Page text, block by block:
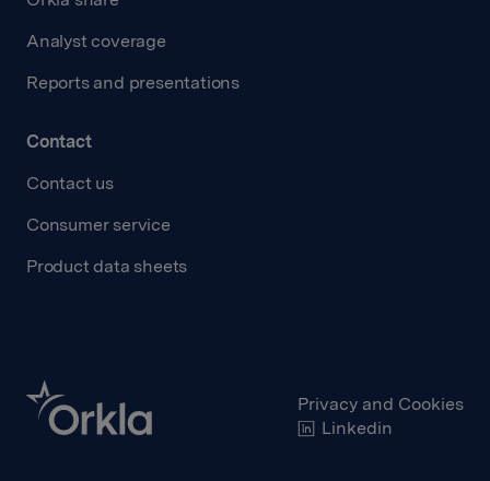
Analyst coverage
Reports and presentations
Contact
Contact us
Consumer service
Product data sheets
Privacy and Cookies
Linkedin